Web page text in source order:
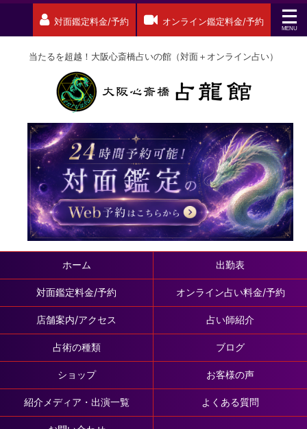
対面鑑定料金/予約 オンライン鑑定料金/予約
当たるを超越！大阪心斎橋占いの館（対面＋オンライン占い）
ホーム 出勤表
対面鑑定料金/予約 オンライン占い料金/予約
店舗案内/アクセス 占い師紹介
占術の種類 ブログ
ショップ お客様の声
紹介メディア・出演一覧 よくある質問